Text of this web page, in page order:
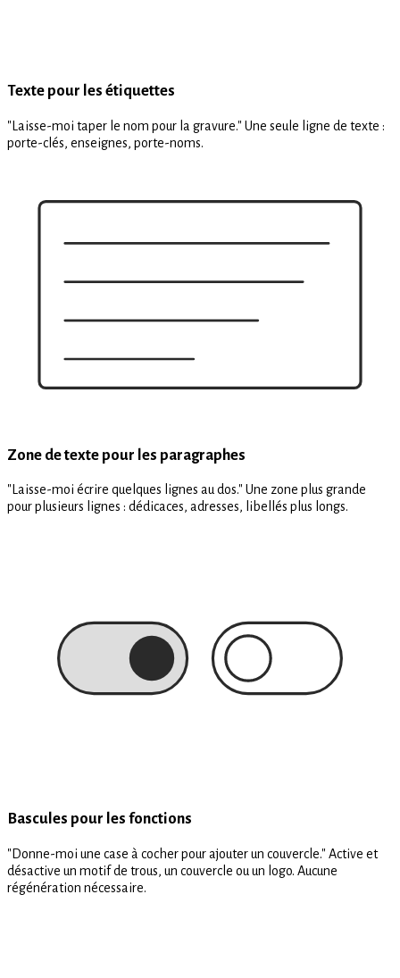
Texte pour les étiquettes
"Laisse-moi taper le nom pour la gravure." Une seule ligne de texte :
porte-clés, enseignes, porte-noms.
Zone de texte pour les paragraphes
"Laisse-moi écrire quelques lignes au dos." Une zone plus grande
pour plusieurs lignes : dédicaces, adresses, libellés plus longs.
Bascules pour les fonctions
"Donne-moi une case à cocher pour ajouter un couvercle." Active et
désactive un motif de trous, un couvercle ou un logo. Aucune
régénération nécessaire.